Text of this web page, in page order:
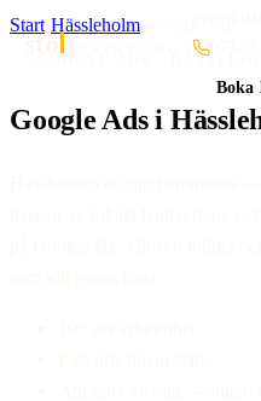
sto t 073-
Boka
Start Hässleholm
GOOGLE ADS ·
Google Ads i